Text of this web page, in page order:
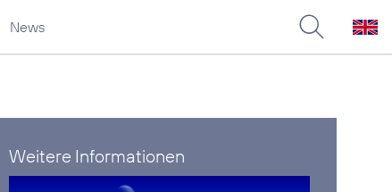
News
Weitere Informationen